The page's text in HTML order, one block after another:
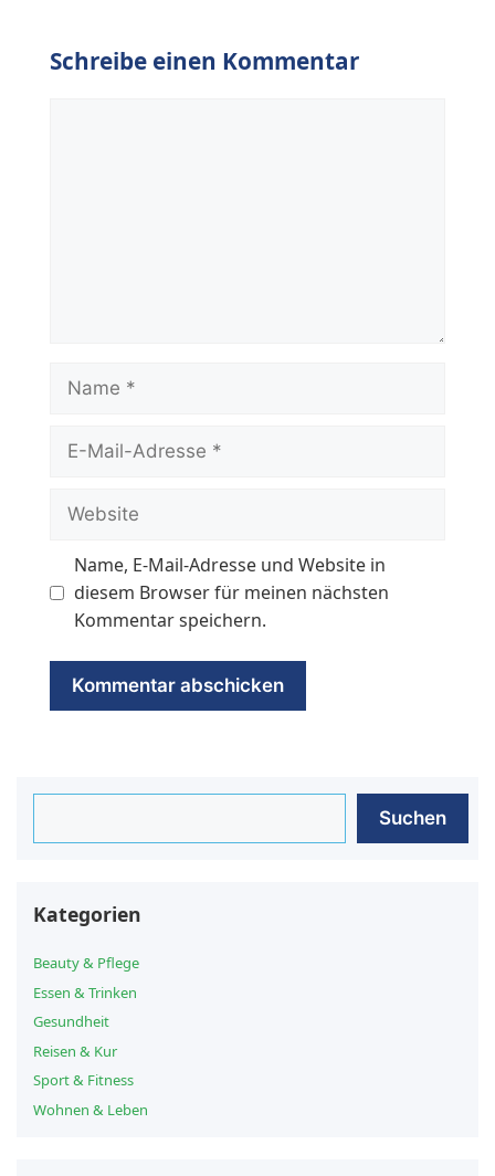
Schreibe einen Kommentar
Name
Mail-
Website
Name, E-Mail-Adresse und Website in
diesem Browser für meinen nächsten
Kommentar speichern.
Suchen
Kategorien
Beauty & Pflege
Essen & Trinken
Gesundheit
Reisen & Kur
Sport & Fitness
Wohnen & Leben